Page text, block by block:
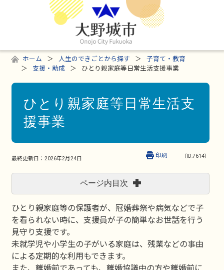
ホーム 人生のできごとから探す
子育て・教育
支援・助成
ひとり親家庭等日常生活支援事業
ひとり親家庭等日常生活支
援事業
最終更新日： 2026年2月24日 （ID:7614）
印刷
ページ内目次
ひとり親家庭等の保護者が、冠婚葬祭や病気などで子
を看られない時に、支援員が子の簡単なお世話を行う
見守り支援です。
未就学児や小学生の子がいる家庭は、残業などの事由
による定期的な利用もできます。